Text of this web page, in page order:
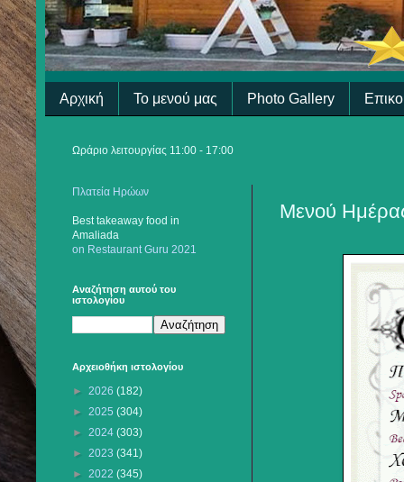
Αρχική Το μενού μας Photo Gallery
Ωράριο λειτουργίας 11:00 - 17:00
Μενού
Πλατεία Ηρώων
Best takeaway food in
Amaliada
on Restaurant Guru 2021
Αναζήτηση αυτού του
ιστολογίου
Αρχειοθήκη ιστολογίου
► 2026 (182)
► 2025 (304)
► 2024 (303)
► 2023 (341)
► 2022 (345)